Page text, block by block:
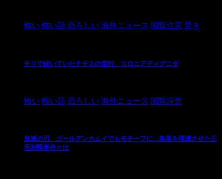
怖い 怖い話 恐ろしい 海外ニュース 閲覧注意 驚き
チリで続いていたナチスの蛮行、コロニアディグニダ
怖い 怖い話 恐ろしい 海外ニュース 閲覧注意
鬼滅の刃、ゴールデンカムイでもモチーフに…集落を壊滅させた三
毛別羆事件とは